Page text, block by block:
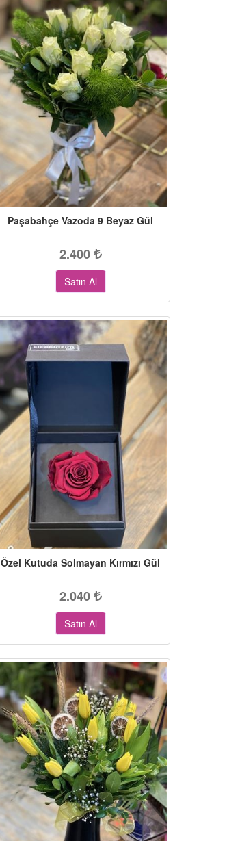
Paşabahçe Vazoda 9 Beyaz Gül
2.400
Satın Al
Özel Kutuda Solmayan Kırmızı Gül
2.040
Satın Al